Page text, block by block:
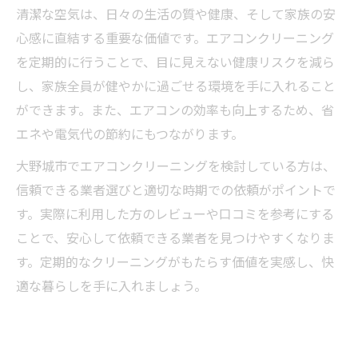
清潔な空気は、日々の生活の質や健康、そして家族の安
心感に直結する重要な価値です。エアコンクリーニング
を定期的に行うことで、目に見えない健康リスクを減ら
し、家族全員が健やかに過ごせる環境を手に入れること
ができます。また、エアコンの効率も向上するため、省
エネや電気代の節約にもつながります。
大野城市でエアコンクリーニングを検討している方は、
信頼できる業者選びと適切な時期での依頼がポイントで
す。実際に利用した方のレビューや口コミを参考にする
ことで、安心して依頼できる業者を見つけやすくなりま
す。定期的なクリーニングがもたらす価値を実感し、快
適な暮らしを手に入れましょう。